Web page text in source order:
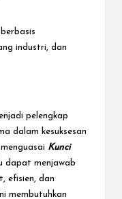
industri, dan
pelengkap
dalam kesuksesan
Kunci
dapat menjawab
efisien, dan
membutuhkan